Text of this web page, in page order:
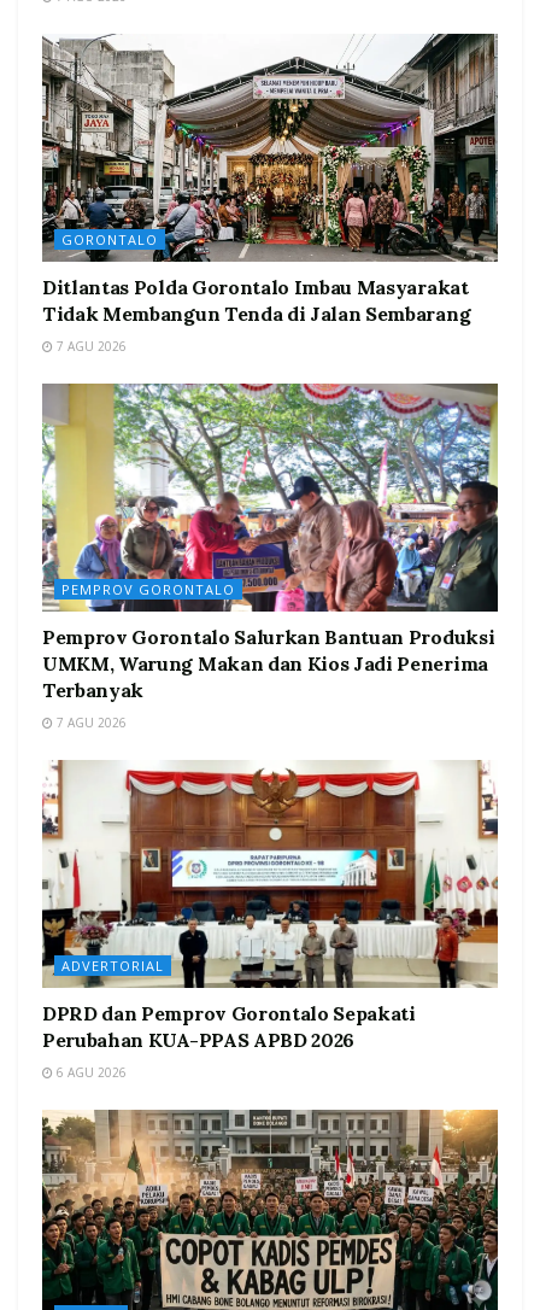
GORONTALO
Ditlantas Polda Gorontalo Imbau Masyarakat
Tidak Membangun Tenda di Jalan Sembarang
7 AGU 2026
PEMPROV GORONTALO
Pemprov Gorontalo Salurkan Bantuan Produksi
UMKM, Warung Makan dan Kios Jadi Penerima
Terbanyak
7 AGU 2026
ADVERTORIAL
DPRD dan Pemprov Gorontalo Sepakati
Perubahan KUA-PPAS APBD 2026
6 AGU 2026